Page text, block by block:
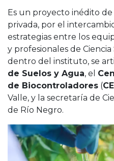
Es un proyecto inédito
privada, por el
estrategias entre los
y profesionales de
dentro del instituto, se
de Suelos y Agua, el
de Biocontroladores (
Valle, y la secretaría de
de Río Negro.